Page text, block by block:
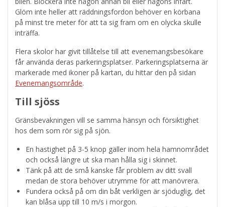
Glöm inte heller att räddningsfordon behöver en körbana
på minst tre meter för att ta sig fram om en olycka skulle
inträffa.
Flera skolor har givit tillåtelse till att evenemangsbesökare
får använda deras parkeringsplatser. Parkeringsplatserna är
markerade med ikoner på kartan, du hittar den på sidan
Evenemangsområde.
Till sjöss
Gränsbevakningen vill se samma hänsyn och försiktighet
hos dem som rör sig på sjön.
En hastighet på 3-5 knop gäller inom hela hamnområdet
och också längre ut ska man hålla sig i skinnet.
Tänk på att de små kanske får problem av ditt svall
medan de stora behöver utrymme för att manövrera.
Fundera också på om din båt verkligen är sjöduglig, det
kan blåsa upp till 10 m/s i morgon.